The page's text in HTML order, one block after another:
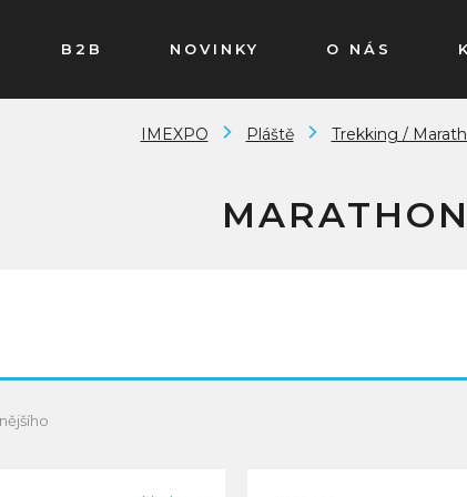
B2B NOVINKY O NÁS
IMEXPO Pláště Trekking /